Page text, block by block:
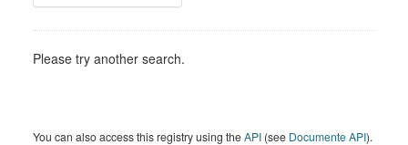
Please try another search.
You can also access this registry using theAPI (see Documente API).